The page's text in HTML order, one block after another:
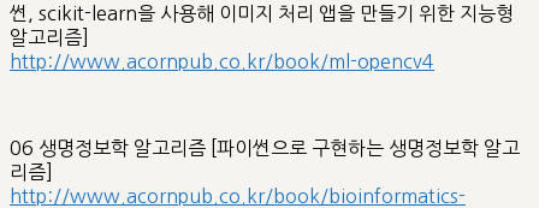
썬, scikit-learn을 사용해 이미지 처리 앱을 만들기 위한 지능형
알고리즘]
http://www.acornpub.co.kr/book/ml-opencv4
06 생명정보학 알고리즘 [파이썬으로 구현하는 생명정보학 알고
리즘]
http://www.acornpub.co.kr/book/bioinformatics-